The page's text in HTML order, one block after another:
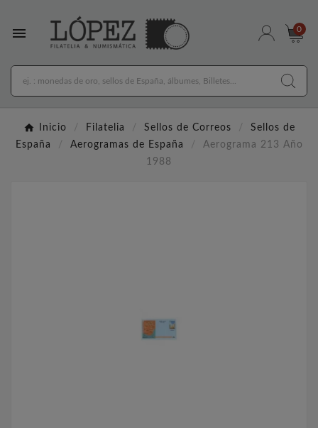
 0
Inicio Filatelia Sellos de Correos
Sellos de
España
Aerogramas de España
Aerograma 213 Año
1988